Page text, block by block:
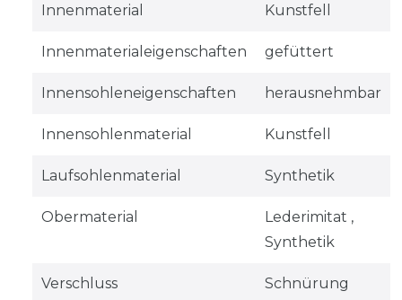
Innenmaterial Kunstfell
Innenmaterialeigenschaften gefüttert
Innensohleneigenschaften herausnehmbar
Innensohlenmaterial Kunstfell
Laufsohlenmaterial Synthetik
Obermaterial
Lederimitat ,
Synthetik
Verschluss Schnürung